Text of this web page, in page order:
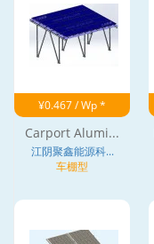
¥0.467 / Wp *
Carport Alumi...
江阴聚鑫能源科...
车棚型